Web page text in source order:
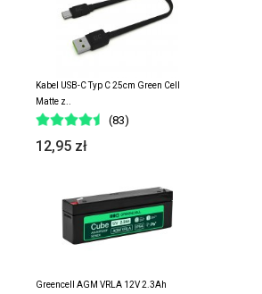
Kabel USB-C Typ C 25cm Green Cell
Matte z..
(83)
12,95 zł
Greencell AGM VRLA 12V 2.3Ah